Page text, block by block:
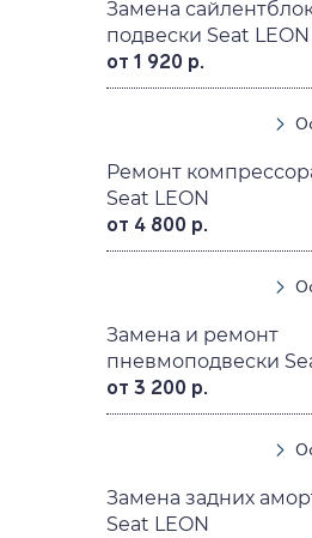
Замена
подвески Seat LEON
от 1 920 р.
Ремонт
Seat LEON
от 4 800 р.
Замена и ремонт
пневмоподвески
от 3 200 р.
Замена задних
Seat LEON